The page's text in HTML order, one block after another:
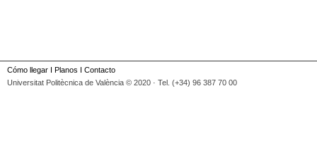
Cómo llegar I Planos I Contacto
Universitat Politècnica de València © 2020 · Tel. (+34) 96 387 70 00